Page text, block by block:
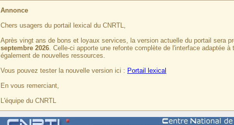
Annonce
Chers usagers du portail lexical du CNRTL,
Après vingt ans de bons et loyaux services, la version actuelle du portail sera
septembre 2026. Celle-ci apporte une refonte complète de l'interface adaptée
également de nouvelles ressources.
Vous pouvez tester la nouvelle version ici : Portail lexical
En vous remerciant,
L'équipe du CNRTL